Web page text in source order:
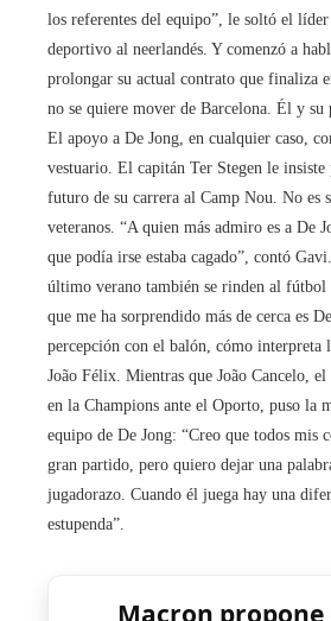
los referentes del equipo”, le soltó el
deportivo al neerlandés. Y comenzó a
prolongar su actual contrato que finaliza
no se quiere mover de Barcelona. Él y su
El apoyo a De Jong, en cualquier caso,
vestuario. El capitán Ter Stegen le insiste
futuro de su carrera al Camp Nou. No es
veteranos. “A quien más admiro es a De
que podía irse estaba cagado”, contó
último verano también se rinden al fútbol
que me ha sorprendido más de cerca es
percepción con el balón, cómo interpreta
João Félix. Mientras que João Cancelo,
en la Champions ante el Oporto, puso la
equipo de De Jong: “Creo que todos mis
gran partido, pero quiero dejar una
jugadorazo. Cuando él juega hay una
estupenda”.
Macron propone